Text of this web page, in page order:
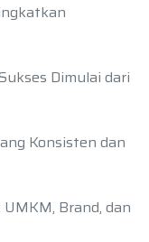
Dimulai dari
Konsisten dan
Brand, dan